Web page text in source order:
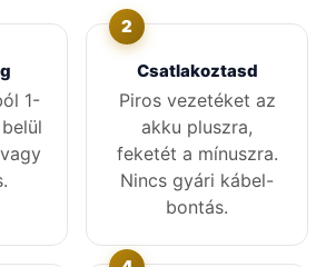
1-
Csatlakoztasd
Piros vezetéket az
akku pluszra,
feketét a mínuszra.
Nincs gyári kábel-
bontás.